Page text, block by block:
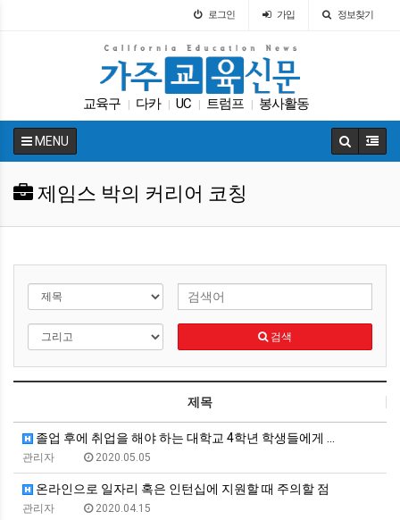
로그인 가입 정보찾기
교육구 다카 UC 트럼프 봉사활동
가주교육신문 팝사 커먼코어 SAT
MENU
제임스 박의 커리어 코칭
검색
제목
졸업 후에 취업을 해야 하는 대학교 4학년 학생들에게 …
관리자 2020.05.05
온라인으로 일자리 혹은 인턴십에 지원할 때 주의할 점
관리자 2020.04.15